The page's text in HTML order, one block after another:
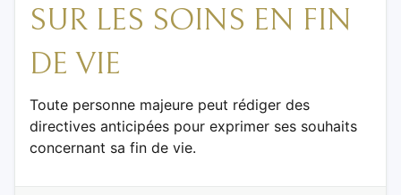
SUR LES SOINS EN FIN
DE VIE
Toute personne majeure peut rédiger des
directives anticipées pour exprimer ses souhaits
concernant sa fin de vie.